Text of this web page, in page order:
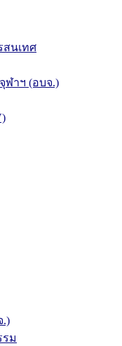
สนเทศ
ฬาฯ (อบจ.)
.)
รม